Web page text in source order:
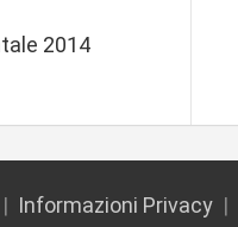
2014
Informazioni Privacy